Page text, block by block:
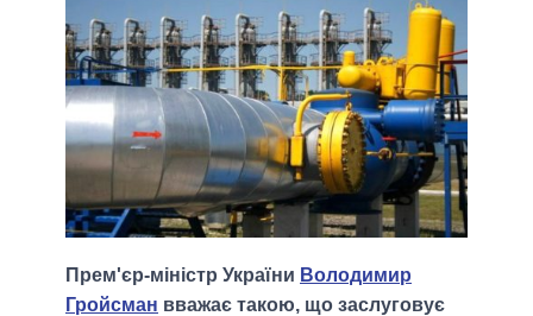
Прем'єр-міністр України Володимир
Гройсман вважає такою, що заслуговує